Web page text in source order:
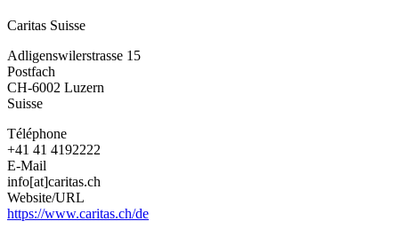
Caritas Suisse
Adligenswilerstrasse 15
Postfach
CH-6002 Luzern
Suisse
Téléphone
+41 41 4192222
E-Mail
info[at]caritas.ch
Website/URL
https://www.caritas.ch/de